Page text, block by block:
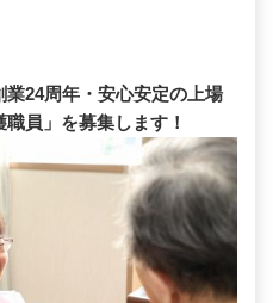
24周年・安心安定の上場
員」を募集します！